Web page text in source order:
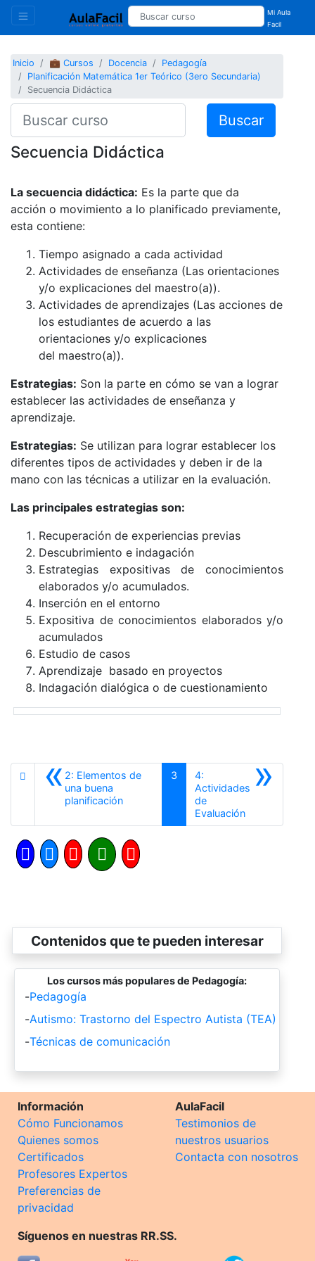
Mi Aula
Facil
Inicio 💼 Cursos Docencia
Pedagogía
Planificación Matemática 1er Teórico (3ero Secundaria)
Secuencia Didáctica
Buscar
Secuencia Didáctica
La secuencia didáctica: Es la parte que da
acción o movimiento a lo planificado previamente,
esta contiene:
Tiempo asignado a cada actividad
Actividades de enseñanza (Las orientaciones
y/o explicaciones del maestro(a)).
Actividades de aprendizajes (Las acciones de
los estudiantes de acuerdo a las
orientaciones y/o explicaciones
del maestro(a)).
Estrategias: Son la parte en cómo se van a lograr
establecer las actividades de enseñanza y
aprendizaje.
Estrategias: Se utilizan para lograr establecer los
diferentes tipos de actividades y deben ir de la
mano con las técnicas a utilizar en la evaluación.
Las principales estrategias son:
Recuperación de experiencias previas
Descubrimiento e indagación
Estrategias expositivas de conocimientos
elaborados y/o acumulados.
Inserción en el entorno
Expositiva de conocimientos elaborados y/o
acumulados
Estudio de casos
Aprendizaje basado en proyectos
Indagación dialógica o de cuestionamiento
«2: Elementos de
una buena
planificaciónAnterior
3 »
4:
Actividades
de
EvaluaciónSiguiente
Contenidos que te pueden interesar
Los cursos más populares de Pedagogía:
-Pedagogía
-Autismo: Trastorno del Espectro Autista (TEA)
-Técnicas de comunicación
Información
Cómo Funcionamos
Quienes somos
Certificados
Profesores Expertos
Preferencias de
privacidad
AulaFacil
Testimonios de
nuestros usuarios
Contacta con nosotros
Síguenos en nuestras RR.SS.